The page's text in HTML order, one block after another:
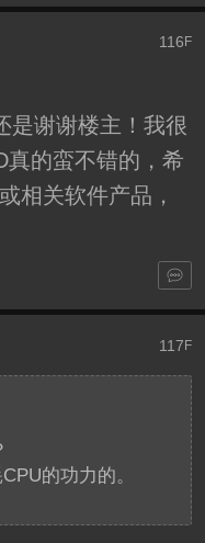
116 F
是谢谢楼主！我很
真的蛮不错的，希
相关软件产品，
117F
的功力的。